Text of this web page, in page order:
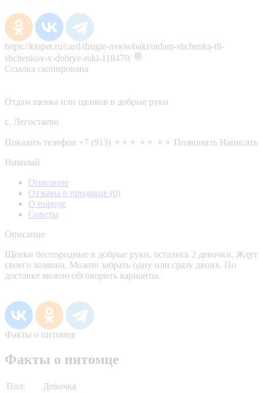
https://kinpet.ru/card/drugie-nvs/sobaki/otdam-shchenka-ili-
shchenkov-v-dobrye-ruki-118470/
Ссылка скопирована
Отдам щенка или щенков в добрые руки
с. Легостаево
Показать телефон +7 (913) ⚬⚬⚬ ⚬⚬ ⚬⚬ Позвонить Написать
Николай
Описание
Отзывы о продавце (0)
О породе
Советы
Описание
Щенки беспородные в добрые руки, остались 2 девочки. Ждут
своего хозяина. Можно забрать одну или сразу двоих. По
доставке можно обговорить варианты.
Факты о питомце
Факты о питомце
Пол:
Девочка